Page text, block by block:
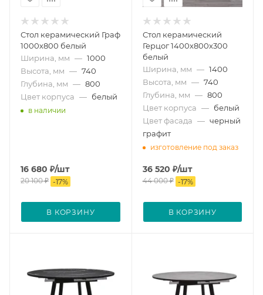
Стол керамический Граф
1000х800 белый
Ширина, мм — 1000
Высота, мм — 740
Глубина, мм — 800
Цвет корпуса — белый
в наличии
16 680 ₽/шт
20 100₽ -17%
В КОРЗИНУ
Стол керамический
Герцог 1400х800х300
белый
Ширина, мм — 1400
Высота, мм — 740
Глубина, мм — 800
Цвет корпуса — белый
Цвет фасада — черный
графит
изготовление под заказ
36 520 ₽/шт
44 000₽ -17%
В КОРЗИНУ